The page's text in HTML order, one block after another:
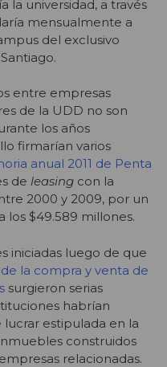
la universidad, a través
mensualmente a
del exclusivo
entre empresas
de la UDD no son
los años
firmarían varios
anual 2011 de Penta
de leasing con la
2000 y 2009, por un
los $49.589 millones.
iniciadas luego de que
la compra y venta de
surgieron serias
habrían
estipulada en la
construidos
relacionadas.